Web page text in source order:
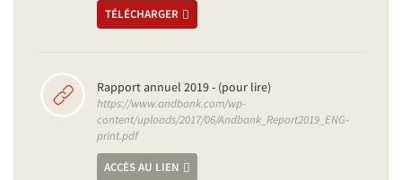
TÉLÉCHARGER
Rapport annuel 2019 - (pour lire)
https://www.andbank.com/wp-
content/uploads/2017/06/Andbank_Report2019_ENG-
print.pdf
ACCÈS AU LIEN